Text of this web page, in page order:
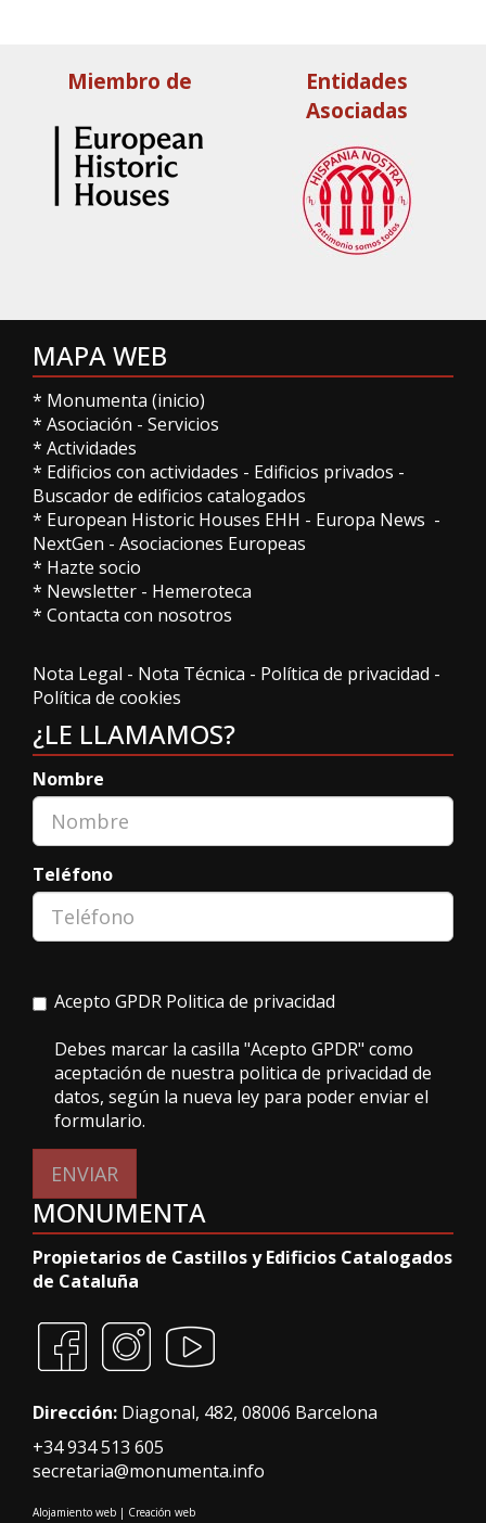
Miembro de
Entidades
Asociadas
MAPA WEB
* Monumenta (inicio)
* Asociación - Servicios
* Actividades
* Edificios con actividades - Edificios privados -
Buscador de edificios catalogados
* European Historic Houses EHH - Europa News -
NextGen - Asociaciones Europeas
* Hazte socio
* Newsletter - Hemeroteca
* Contacta con nosotros
Nota Legal - Nota Técnica - Política de privacidad -
Política de cookies
¿LE LLAMAMOS?
Nombre
Teléfono
Acepto GPDR Politica de privacidad
Debes marcar la casilla "Acepto GPDR" como
aceptación de nuestra politica de privacidad de
datos, según la nueva ley para poder enviar el
formulario.
ENVIAR
MONUMENTA
Propietarios de Castillos y Edificios Catalogados
de Cataluña
Dirección: Diagonal, 482, 08006 Barcelona
+34 934 513 605
secretaria@monumenta.info
Alojamiento web | Creación web